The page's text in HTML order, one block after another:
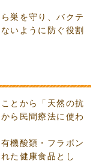
巣を守り、バクテ
いように防ぐ役割
とから「天然の抗
ら民間療法に使わ
機酸類・フラボン
た健康食品とし